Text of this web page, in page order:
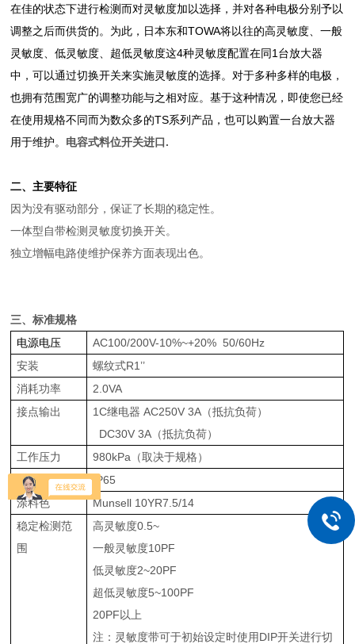
在佳的状态下进行检测而对灵敏度加以选择，并对各种电极分别予以
调整之后而供货的。为此，日本东和TOWA将以往的高灵敏度、一般
灵敏度、低灵敏度、超低灵敏度这4种灵敏度配置在同1台放大器
中，可以通过切换开关来实施灵敏度的选择。对于多种多样的电极，
也拥有范围宽广的调整功能与之相对应。基于这种情况，即使您已经
在使用规格不同而为数众多的TS系列产品，也可以购置一台放大器
用于维护。 电容式料位开关进口.
二、主要特征
因为没有驱动部分，保证了长期的稳定性。
一体型自带检测灵敏度切换开关。
独立增幅电路使维护保养方面表现出色。
三、标准规格
电源电压
AC100/200V-10%~+20% 50/60Hz
安装
螺纹式R1’’
消耗功率
2.0VA
接点输出
1C继电器 AC250V 3A（抵抗负荷）
DC30V 3A（抵抗负荷）
工作压力
980kPa（取决于规格）
保护构造
IP65
涂料色
Munsell 10YR7.5/14
稳定检测范
围
高灵敏度0.5~
一般灵敏度10PF
低灵敏度2~20PF
超低灵敏度5~100PF
20PF以上
注：灵敏度带可于初始设定时使用DIP开关进行切